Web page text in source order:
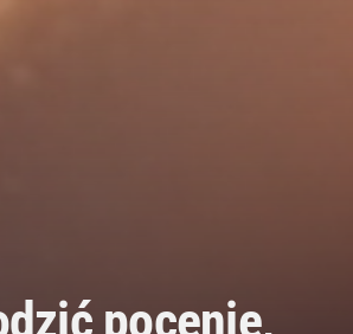
pocenie,